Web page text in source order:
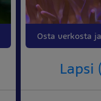
Osta verkosta
Lapsi